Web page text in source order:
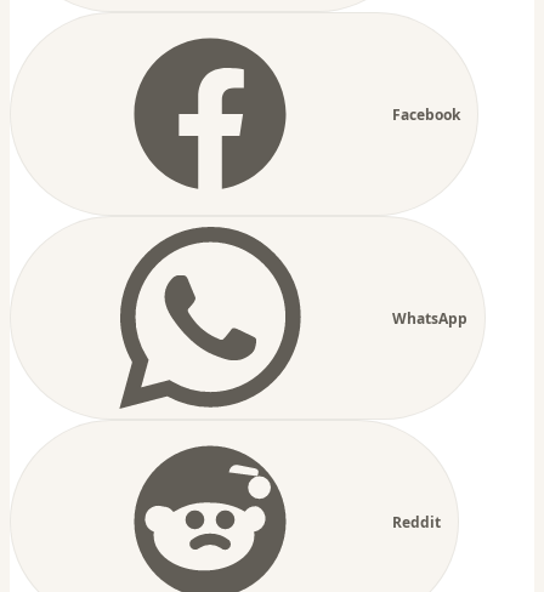
Facebook
WhatsApp
Reddit